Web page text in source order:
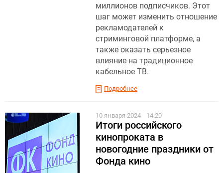
миллионов подписчиков. Этот
шаг может изменить отношение
рекламодателей к
стриминговой платформе, а
также оказать серьезное
влияние на традиционное
кабельное ТВ.
Подробнее
10 января 2024 14:20
Итоги российского
кинопроката в
новогодние праздники от
Фонда кино